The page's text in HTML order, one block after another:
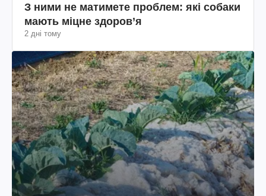
З ними не матимете проблем: які собаки
мають міцне здоров’я
2 дні тому